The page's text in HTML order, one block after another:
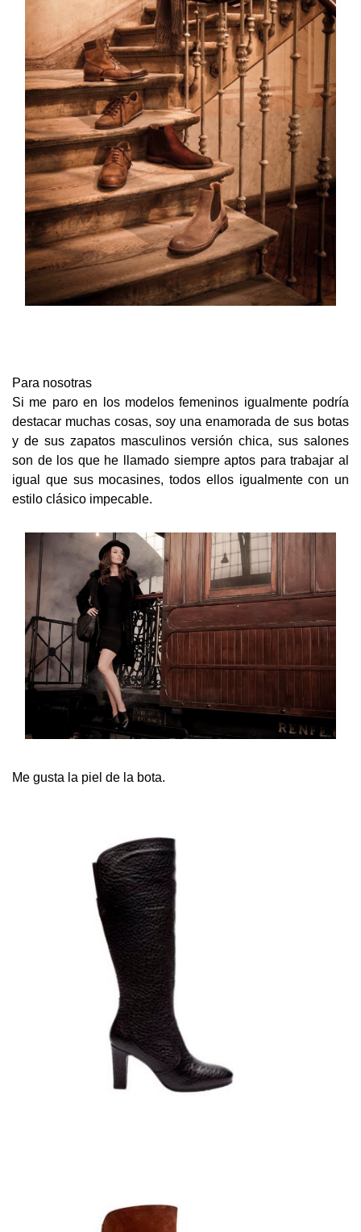
Para nosotras
Si me paro en los modelos femeninos igualmente podría
destacar muchas cosas, soy una enamorada de sus botas
y de sus zapatos masculinos versión chica, sus salones
son de los que he llamado siempre aptos para trabajar al
igual que sus mocasines, todos ellos igualmente con un
estilo clásico impecable.
Me gusta la piel de la bota.